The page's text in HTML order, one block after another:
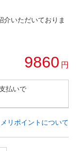
介いただいておりま
9860 円
払いで
メリポイントについて